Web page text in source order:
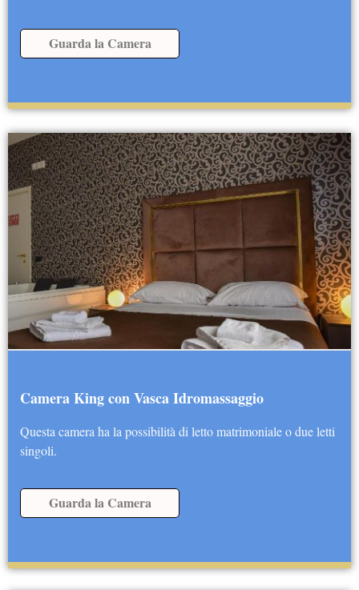
Guarda la Camera
Camera King con Vasca Idromassaggio
Questa camera ha la possibilità di letto matrimoniale o due letti
singoli.
Guarda la Camera